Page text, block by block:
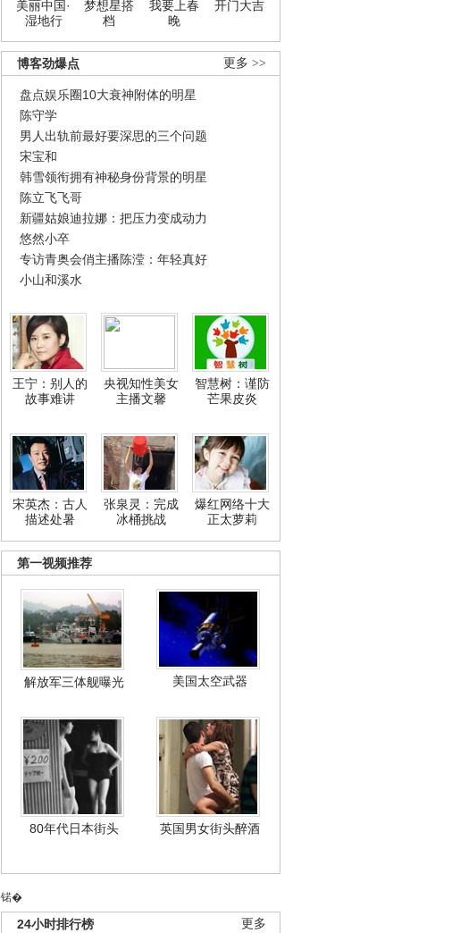
美丽中国·
湿地行
梦想星搭
档
我要上春
晚
开门大吉
更多 >>
博客劲爆点
盘点娱乐圈10大衰神附体的明星
陈守学
男人出轨前最好要深思的三个问题
宋宝和
韩雪领衔拥有神秘身份背景的明星
陈立飞飞哥
新疆姑娘迪拉娜：把压力变成动力
悠然小卒
专访青奥会俏主播陈滢：年轻真好
小山和溪水
王宁：别人的
故事难讲
央视知性美女
主播文馨
智慧树：谨防
芒果皮炎
宋英杰：古人
描述处暑
张泉灵：完成
冰桶挑战
爆红网络十大
正太萝莉
第一视频推荐
解放军三体舰曝光 美国太空武器
80年代日本街头 英国男女街头醉酒
锘�
更多
24小时排行榜